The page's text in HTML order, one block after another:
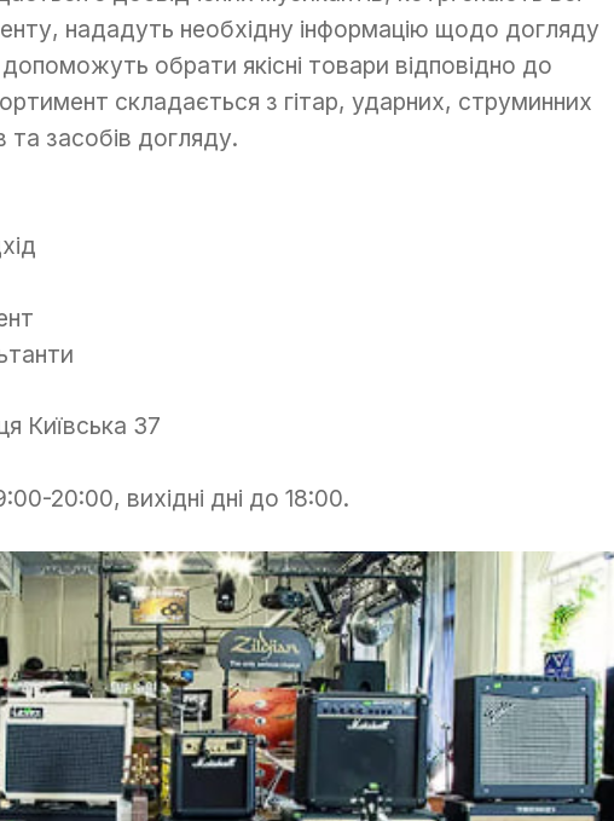
нададуть необхідну інформацію щодо догляду
обрати якісні товари відповідно до
складається з гітар, ударних, струминних
та засобів догляду.
Київська 37
20:00, вихідні дні до 18:00.